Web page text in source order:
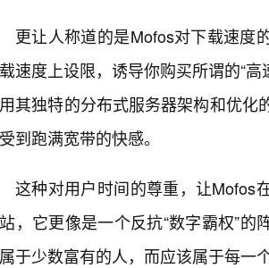
更让人称道的是Mofos对下载速度
速度上设限，诱导你购买所谓的“
其独特的分布式服务器架构和优化
到跑满宽带的快感。
这种对用户时间的尊重，让Mofos
，它更像是一个反抗“数字霸权”
于少数富有的人，而应该属于每一